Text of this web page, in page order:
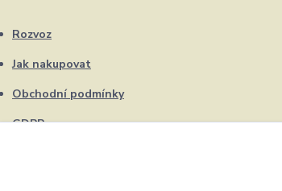
Rozvoz
Jak nakupovat
Obchodní podmínky
GDPR